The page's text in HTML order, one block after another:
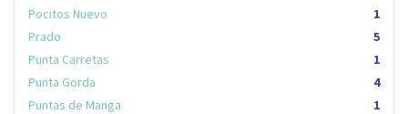
1
Pocitos Nuevo
5
Prado
1
Punta Carretas
4
Punta Gorda
1
Puntas de Manga